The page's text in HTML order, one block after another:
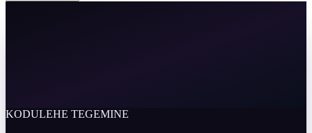
KODULEHE TEGEMINE